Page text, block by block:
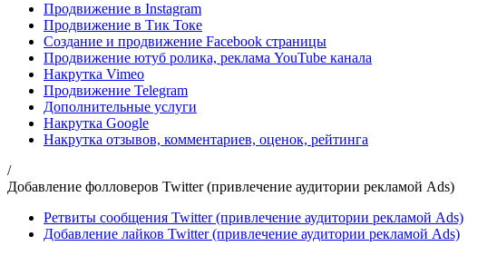
Продвижение в Instagram
Продвижение в Тик Токе
Создание и продвижение Facebook страницы
Продвижение ютуб ролика, реклама YouTube канала
Накрутка Vimeo
Продвижение Telegram
Дополнительные услуги
Накрутка Google
Накрутка отзывов, комментариев, оценок, рейтинга
/
Добавление фолловеров Twitter (привлечение аудитории рекламой Ads)
Ретвиты сообщения Twitter (привлечение аудитории рекламой Ads)
Добавление лайков Twitter (привлечение аудитории рекламой Ads)